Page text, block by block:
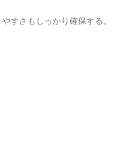
すさもしっかり確保する。